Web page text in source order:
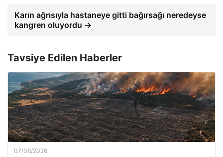
Karın ağrısıyla hastaneye gitti bağırsağı neredeyse
kangren oluyordu →
Tavsiye Edilen Haberler
07/08/2026